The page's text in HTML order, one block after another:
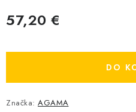
57,20 €
DO
Značka: AGAMA